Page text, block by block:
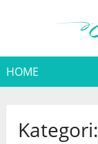
HOME
Kategori: